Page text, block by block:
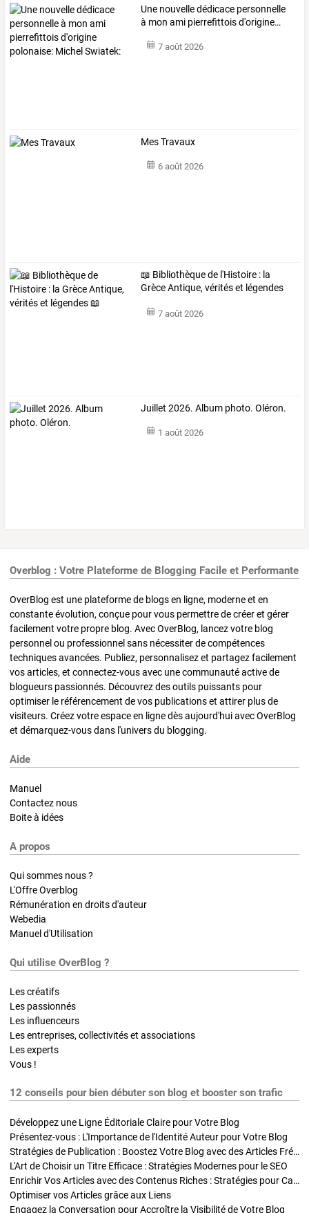
Une nouvelledédicace personnelle
à mon ami pierrefittoisd'origine…
7 août 2026
Mes Travaux
6 août 2026
📖 Bibliothèque de l'Histoire : la
Grèce Antique, vérités et légendes
7 août 2026
Juillet 2026. Album photo. Oléron.
1 août 2026
Overblog : Votre Plateforme de Blogging Facile et Performante
OverBlog est une plateforme de blogs en ligne, moderne et en
constante évolution, conçue pour vous permettre de créer et gérer
facilement votre propre blog. Avec OverBlog, lancez votre blog
personnel ou professionnel sans nécessiter de compétences
techniques avancées. Publiez, personnalisez et partagez facilement
vos articles, et connectez-vous avec une communauté active de
blogueurs passionnés. Découvrez des outils puissants pour
optimiser le référencement de vos publications et attirer plus de
visiteurs. Créez votre espace en ligne dès aujourd'hui avec OverBlog
et démarquez-vous dans l'univers du blogging.
Aide
Manuel
Contactez nous
Boite à idées
A propos
Qui sommes nous ?
L'Offre Overblog
Rémunération en droits d'auteur
Webedia
Manuel d'Utilisation
Qui utilise OverBlog ?
Les créatifs
Les passionnés
Les influenceurs
Les entreprises, collectivités et associations
Les experts
Vous !
12 conseils pour bien débuter son blog et booster son trafic
Développez une Ligne Éditoriale Claire pour Votre Blog
Présentez-vous : L'Importance de l'Identité Auteur pour Votre Blog
Stratégies de Publication : Boostez Votre Blog avec des Articles Fréquents et Exclusifs
L'Art de Choisir un Titre Efficace : Stratégies Modernes pour le SEO
Enrichir Vos Articles avec des Contenus Riches : Stratégies pour Captiver et Optimiser
Optimiser vos Articles grâce aux Liens
Engagez la Conversation pour Accroître la Visibilité de Votre Blog